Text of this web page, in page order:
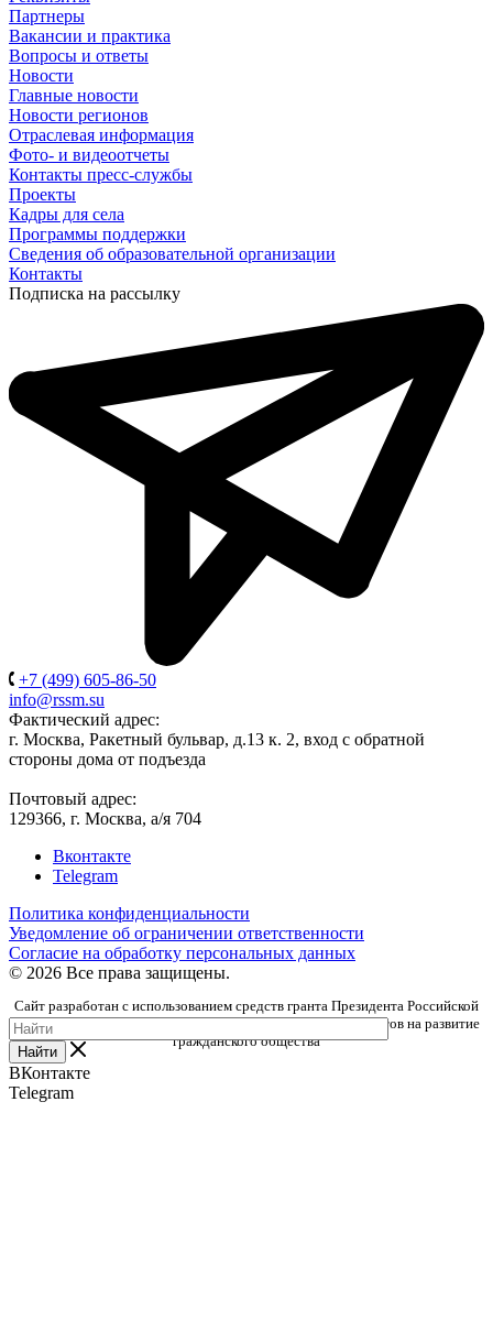
Партнеры
Вакансии и практика
Вопросы и ответы
Новости
Главные новости
Новости регионов
Отраслевая информация
Фото- и видеоотчеты
Контакты пресс-службы
Проекты
Кадры для села
Программы поддержки
Сведения об образовательной организации
Контакты
Подписка на рассылку
+7 (499) 605-86-50
info@rssm.su
Фактический адрес:
г. Москва, Ракетный бульвар, д.13 к. 2, вход с обратной
стороны дома от подъезда
Почтовый адрес:
129366, г. Москва, а/я 704
Вконтакте
Telegram
Политика конфиденциальности
Уведомление об ограничении ответственности
Согласие на обработку персональных данных
© 2026 Все права защищены.
Сайт разработан с использованием средств гранта Президента Российской
Федерации, предоставленного Фондом президентских грантов на развитие
гражданского общества
Найти
ВКонтакте
Telegram